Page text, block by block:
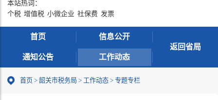
本站热词：
个税 增值税 小微企业 社保费 发票
首页 信息公开
通知公告 工作动态
返回省局
首页 > 韶关市税务局 > 工作动态 > 专题专栏